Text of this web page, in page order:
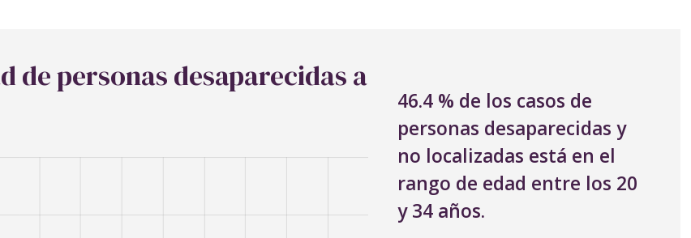
de personas desaparecidas a
46.4 % de los casos de
personas desaparecidas y
no localizadas está en el
rango de edad entre los 20
y 34 años.